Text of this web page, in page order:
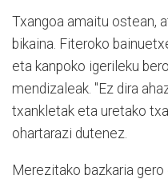
Txangoa amaitu ostean,
bikaina. Fiteroko
eta kanpoko igerileku
mendizaleak. "Ez dira
txankletak eta uretako
ohartarazi dutenez.
Merezitako bazkaria